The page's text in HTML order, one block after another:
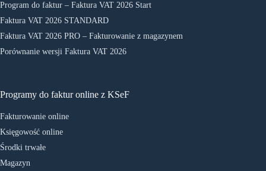
Program do faktur – Faktura VAT 2026 Start
Faktura VAT 2026 STANDARD
Faktura VAT 2026 PRO – Fakturowanie z magazynem
Porównanie wersji Faktura VAT 2026
Programy do faktur online z KSeF
Fakturowanie online
Księgowość online
Środki trwałe
Magazyn